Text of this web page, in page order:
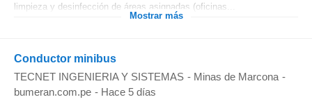
limpieza y desinfección de áreas asignadas (oficinas...
Mostrar más
Conductor minibus
TECNET INGENIERIA Y SISTEMAS - Minas de Marcona -
bumeran.com.pe - Hace 5 días